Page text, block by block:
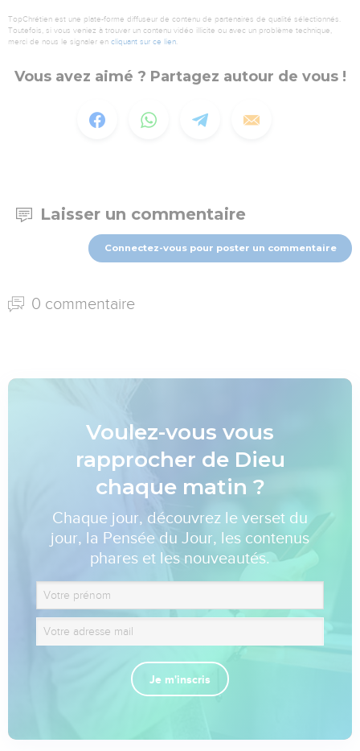
TopChrétien est une plate-forme diffuseur de contenu de partenaires de qualité sélectionnés.
Toutefois, si vous veniez à trouver un contenu vidéo illicite ou avec un problème technique,
merci de nous le signaler en cliquant sur ce lien.
Vous avez aimé ? Partagez autour de vous !
Laisser un commentaire
Connectez-vous pour poster un commentaire
0 commentaire
Voulez-vous vous
rapprocher de Dieu
chaque matin ?
Chaque jour, découvrez le verset du
jour, la Pensée du Jour, les contenus
phares et les nouveautés.
Je m'inscris